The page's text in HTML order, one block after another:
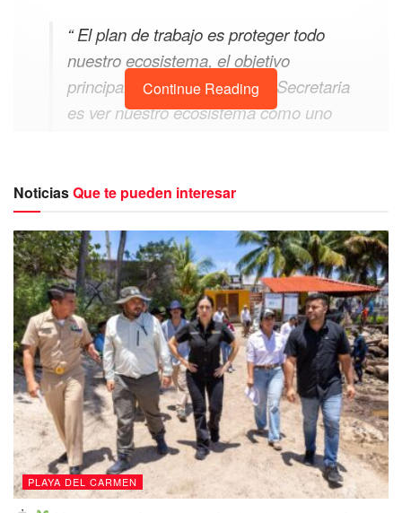
“ El plan de trabajo es proteger todo
nuestro ecosistema, el objetivo
principal de la creación de la Secretaria
es ver nuestro ecosistema como uno
Añadió además que la presidente municipal
pretende es cumplir con el tercer eje rector de su gobierno
y esto significa llevar a cabo una reforestación en el
municipio con plantas de la región que sean ad hoc al
ecosistema, por lo que se está realizando una paleta
vegetal para que se pueda tener un control de cuales son
las plantas de la región y de esta forma lograr que se vaya
reforestando muchas áreas que ahora no tienen
vegetación.
Continue Reading
NoticiasQue te pueden interesar
PLAYA DEL CARMEN